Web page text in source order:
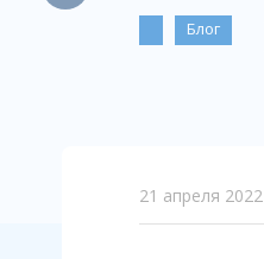
Блог
21 апреля 2022